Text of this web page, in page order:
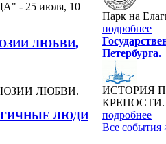
- 25 июля, 10
ЛЮБВИ,
ЛЮБВИ.
ЛЮДИ
Парк на
подробнее
Петербурга.
ИСТОРИЯ
КРЕПОСТИ.
подробнее
Все события